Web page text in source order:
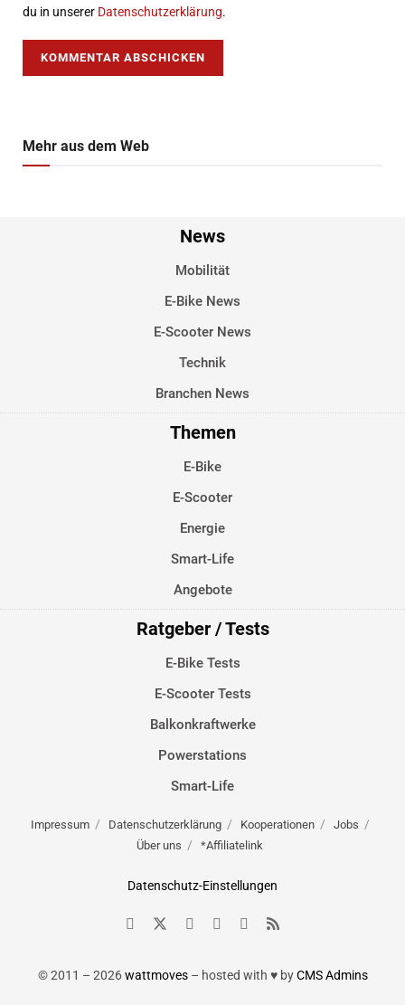
du in unserer Datenschutzerklärung.
Mehr aus dem Web
News
Mobilität
E-Bike News
E-Scooter News
Technik
Branchen News
Themen
E-Bike
E-Scooter
Energie
Smart-Life
Angebote
Ratgeber / Tests
E-Bike Tests
E-Scooter Tests
Balkonkraftwerke
Powerstations
Smart-Life
Impressum Datenschutzerklärung Kooperationen
Jobs
Über uns
*Affiliatelink
Datenschutz-Einstellungen
© 2011 – 2026wattmoves– hosted with ♥ byCMS Admins